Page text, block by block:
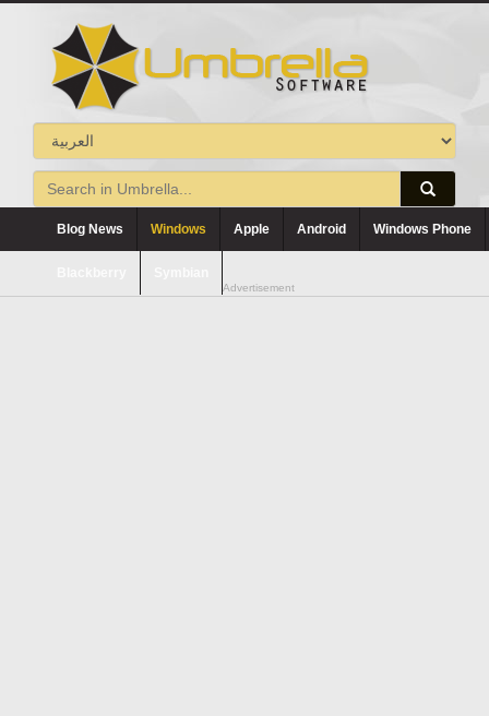
Blog News Windows Apple Android Windows Phone
Advertisement